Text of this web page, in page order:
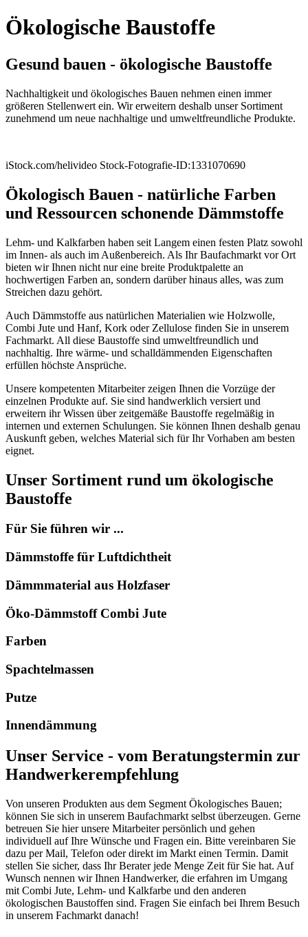
Ökologische Baustoffe
Gesund bauen - ökologische Baustoffe
Nachhaltigkeit und ökologisches Bauen nehmen einen immer
größeren Stellenwert ein. Wir erweitern deshalb unser Sortiment
zunehmend um neue nachhaltige und umweltfreundliche Produkte.
iStock.com/helivideo Stock-Fotografie-ID:1331070690
Ökologisch Bauen - natürliche Farben
und Ressourcen schonende Dämmstoffe
Lehm- und Kalkfarben haben seit Langem einen festen Platz sowohl
im Innen- als auch im Außenbereich. Als Ihr Baufachmarkt vor Ort
bieten wir Ihnen nicht nur eine breite Produktpalette an
hochwertigen Farben an, sondern darüber hinaus alles, was zum
Streichen dazu gehört.
Auch Dämmstoffe aus natürlichen Materialien wie Holzwolle,
Combi Jute und Hanf, Kork oder Zellulose finden Sie in unserem
Fachmarkt. All diese Baustoffe sind umweltfreundlich und
nachhaltig. Ihre wärme- und schalldämmenden Eigenschaften
erfüllen höchste Ansprüche.
Unsere kompetenten Mitarbeiter zeigen Ihnen die Vorzüge der
einzelnen Produkte auf. Sie sind handwerklich versiert und
erweitern ihr Wissen über zeitgemäße Baustoffe regelmäßig in
internen und externen Schulungen. Sie können Ihnen deshalb genau
Auskunft geben, welches Material sich für Ihr Vorhaben am besten
eignet.
Unser Sortiment rund um ökologische
Baustoffe
Für Sie führen wir ...
Dämmstoffe für Luftdichtheit
Dämmmaterial aus Holzfaser
Öko-Dämmstoff Combi Jute
Farben
Spachtelmassen
Putze
Innendämmung
Unser Service - vom Beratungstermin zur
Handwerkerempfehlung
Von unseren Produkten aus dem Segment Ökologisches Bauen;
können Sie sich in unserem Baufachmarkt selbst überzeugen. Gerne
betreuen Sie hier unsere Mitarbeiter persönlich und gehen
individuell auf Ihre Wünsche und Fragen ein. Bitte vereinbaren Sie
dazu per Mail, Telefon oder direkt im Markt einen Termin. Damit
stellen Sie sicher, dass Ihr Berater jede Menge Zeit für Sie hat. Auf
Wunsch nennen wir Ihnen Handwerker, die erfahren im Umgang
mit Combi Jute, Lehm- und Kalkfarbe und den anderen
ökologischen Baustoffen sind. Fragen Sie einfach bei Ihrem Besuch
in unserem Fachmarkt danach!